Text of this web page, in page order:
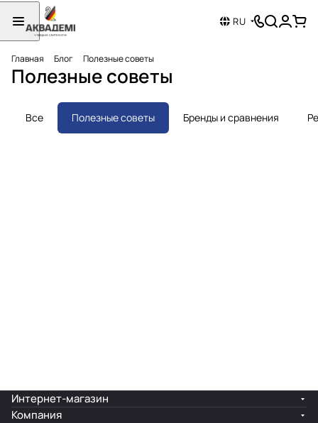
RU
Главная Блог Полезные советы
Полезные советы
Все Полезные советы Бренды и сравнения
Интернет-магазин
Компания